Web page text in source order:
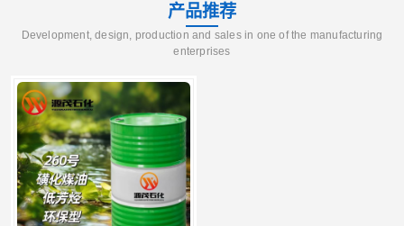
产品推荐
Development, design, production and sales in one of the manufacturing
enterprises